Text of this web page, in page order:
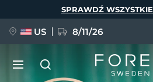
SPRAWDŹ
US 8/11/26